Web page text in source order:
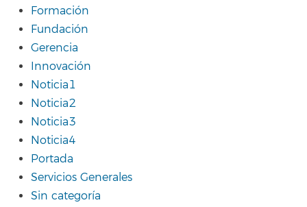
Formación
Fundación
Gerencia
Innovación
Noticia1
Noticia2
Noticia3
Noticia4
Portada
Servicios Generales
Sin categoría